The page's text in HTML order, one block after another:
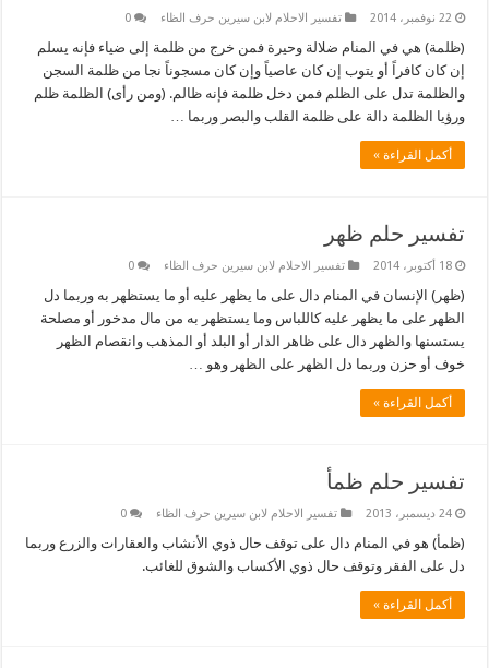
22 نوفمبر، 2014 تفسير الاحلام لابن سيرين حرف الظاء 0
(ظلمة) هي في المنام ضلالة وحيرة فمن خرج من ظلمة إلى ضياء فإنه يسلم
إن كان كافراً أو يتوب إن كان عاصياً وإن كان مسجوناً نجا من ظلمة السجن
والظلمة تدل على الظلم فمن دخل ظلمة فإنه ظالم. (ومن رأى) الظلمة ظلم
ورؤيا الظلمة دالة على ظلمة القلب والبصر وربما …
أكمل القراءة »
تفسير حلم ظهر
18 أكتوبر، 2014 تفسير الاحلام لابن سيرين حرف الظاء 0
(ظهر) الإنسان في المنام دال على ما يظهر عليه أو ما يستظهر به وربما دل
الظهر على ما يظهر عليه كاللباس وما يستظهر به من مال مدخور أو مصلحة
يستسنها والظهر دال على ظاهر الدار أو البلد أو المذهب وانقصام الظهر
خوف أو حزن وربما دل الظهر على الظهر وهو …
أكمل القراءة »
تفسير حلم ظمأ
24 ديسمبر، 2013 تفسير الاحلام لابن سيرين حرف الظاء 0
(ظمأ) هو في المنام دال على توقف حال ذوي الأنشاب والعقارات والزرع وربما
دل على الفقر وتوقف حال ذوي الأكساب والشوق للغائب.
أكمل القراءة »